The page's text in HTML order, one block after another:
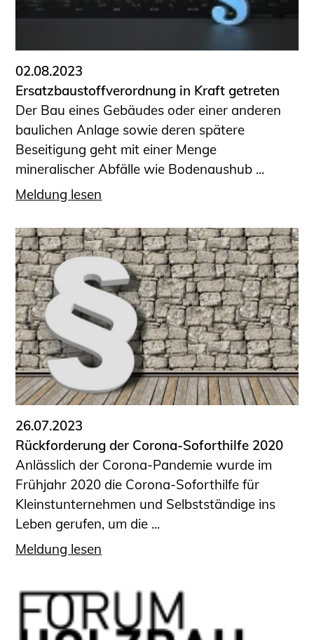
Abwasserleitungen
Büronachfolge
Zusatzqualifikationen
Geschützter Bereich
Informationen für Auftraggeber und
Verbraucher
Ingenieursuche (Mitglieder der IK-Bau
NRW)
Bauherren-ABC
Informationen für Schülerinnen,
Schüler und Studierende
Projekte für Schülerinnen und Schüler
START.ING. Das Studierenden Praxis-
Programm
Wissenswertes für Studierende
Wettbewerbe für Studierende
BLING.BLING.
Kammer Newsletter
Presse
Kontakt und Anfahrt
Impressum
Datenschutz
Ingenieurakademie West
02.08.2023
Ersatzbaustoffverordnung in Kraft getreten
Der Bau eines Gebäudes oder einer anderen
baulichen Anlage sowie deren spätere
Beseitigung geht mit einer Menge
mineralischer Abfälle wie Bodenaushub ...
Meldung lesen
26.07.2023
Rückforderung der Corona-Soforthilfe 2020
Anlässlich der Corona-Pandemie wurde im
Frühjahr 2020 die Corona-Soforthilfe für
Kleinstunternehmen und Selbstständige ins
Leben gerufen, um die ...
Meldung lesen